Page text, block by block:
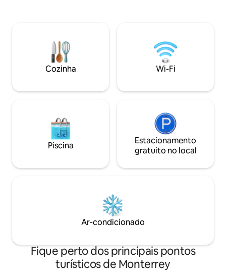
academia, quadra de basquete, bar de
esportes, sala de jogos, salas de estar,
sala de jogos, espaços de coworking,
áreas de churrasco e lavanderia dentro
manutenção),
coworking, entre
segurança 24
estacionamento
Cozinha Wi-Fi
Piscina
Estacionamento
gratuito no local
Ar-condicionado
Fique perto dos principais pontos
turísticos de Monterrey